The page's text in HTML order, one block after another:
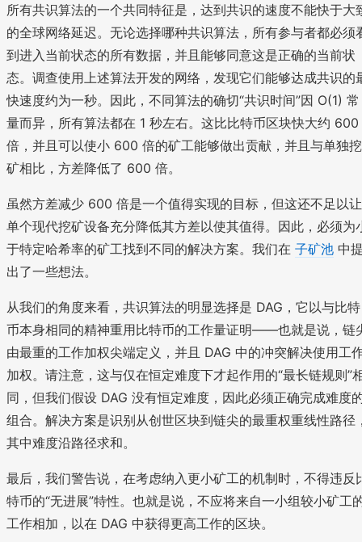
所有共识算法的一个共同特征是，达到共识的速度不能快于大
的全球网络延迟。无论选择哪种共识算法，所有参与者都必须
到进入当前状态的所有数据，并且能够同意这是正确的当前状
态。调查使用上述算法开发的网络，发现它们能够达成共识的
快速度约为一秒。因此，不同算法的确切“共识时间”因 O(1) 常
量而异，所有算法都在 1 秒左右。这比比特币区块快大约 600
倍，并且可以使小 600 倍的矿工能够做出贡献，并且与单独挖
矿相比，方差降低了 600 倍。
虽然方差减少 600 倍是一个值得实现的目标，但这还不足以让
单个现代挖矿设备充分降低其方差以使其值得。因此，必须为
于特定哈希率的矿工找到不同的解决方案。我们在 子矿池 中
出了一些想法。
从我们的角度来看，共识算法的明显选择是 DAG，它以与比特
币本身相同的精神重用比特币的工作量证明——也就是说，链
由最重的工作加权尖端定义，并且 DAG 中的冲突解决使用工
加权。请注意，这与仅在恒定难度下才起作用的“最长链规则”
同，但我们假设 DAG 没有恒定难度，因此必须正确完成难度
组合。解决方案是识别从创世区块到链尖的最重权重线性路径
其中难度沿路径求和。
最后，我们警告说，在考虑纳入更小矿工的机制时，不得违反
特币的“无进展”特性。也就是说，不应将来自一小组较小矿工
工作相加，以在 DAG 中获得更高工作的区块。